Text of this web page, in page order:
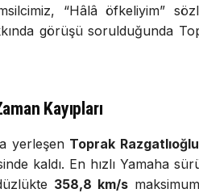
“Hâlâ öfkeliyim”
görüşü sorulduğunda
Kayıpları
yerleşen Toprak Razgatlıoğlu
kaldı. En hızlı Yamaha
358,8 km/s